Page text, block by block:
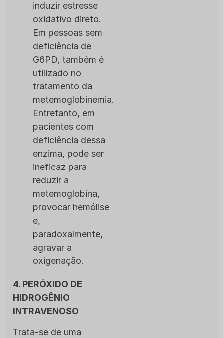
induzir estresse
oxidativo direto.
Em pessoas sem
deficiência de
G6PD, também é
utilizado no
tratamento da
metemoglobinemia.
Entretanto, em
pacientes com
deficiência dessa
enzima, pode ser
ineficaz para
reduzir a
metemoglobina,
provocar hemólise
e,
paradoxalmente,
agravar a
oxigenação.
4. PERÓXIDO DE
HIDROGÊNIO
INTRAVENOSO
Trata-se de uma